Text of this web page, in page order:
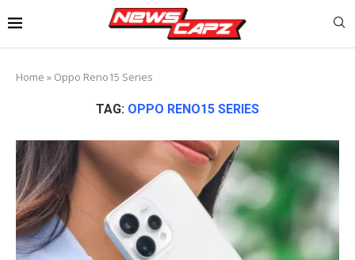
Home » Oppo Reno15 Series
TAG: OPPO RENO15 SERIES